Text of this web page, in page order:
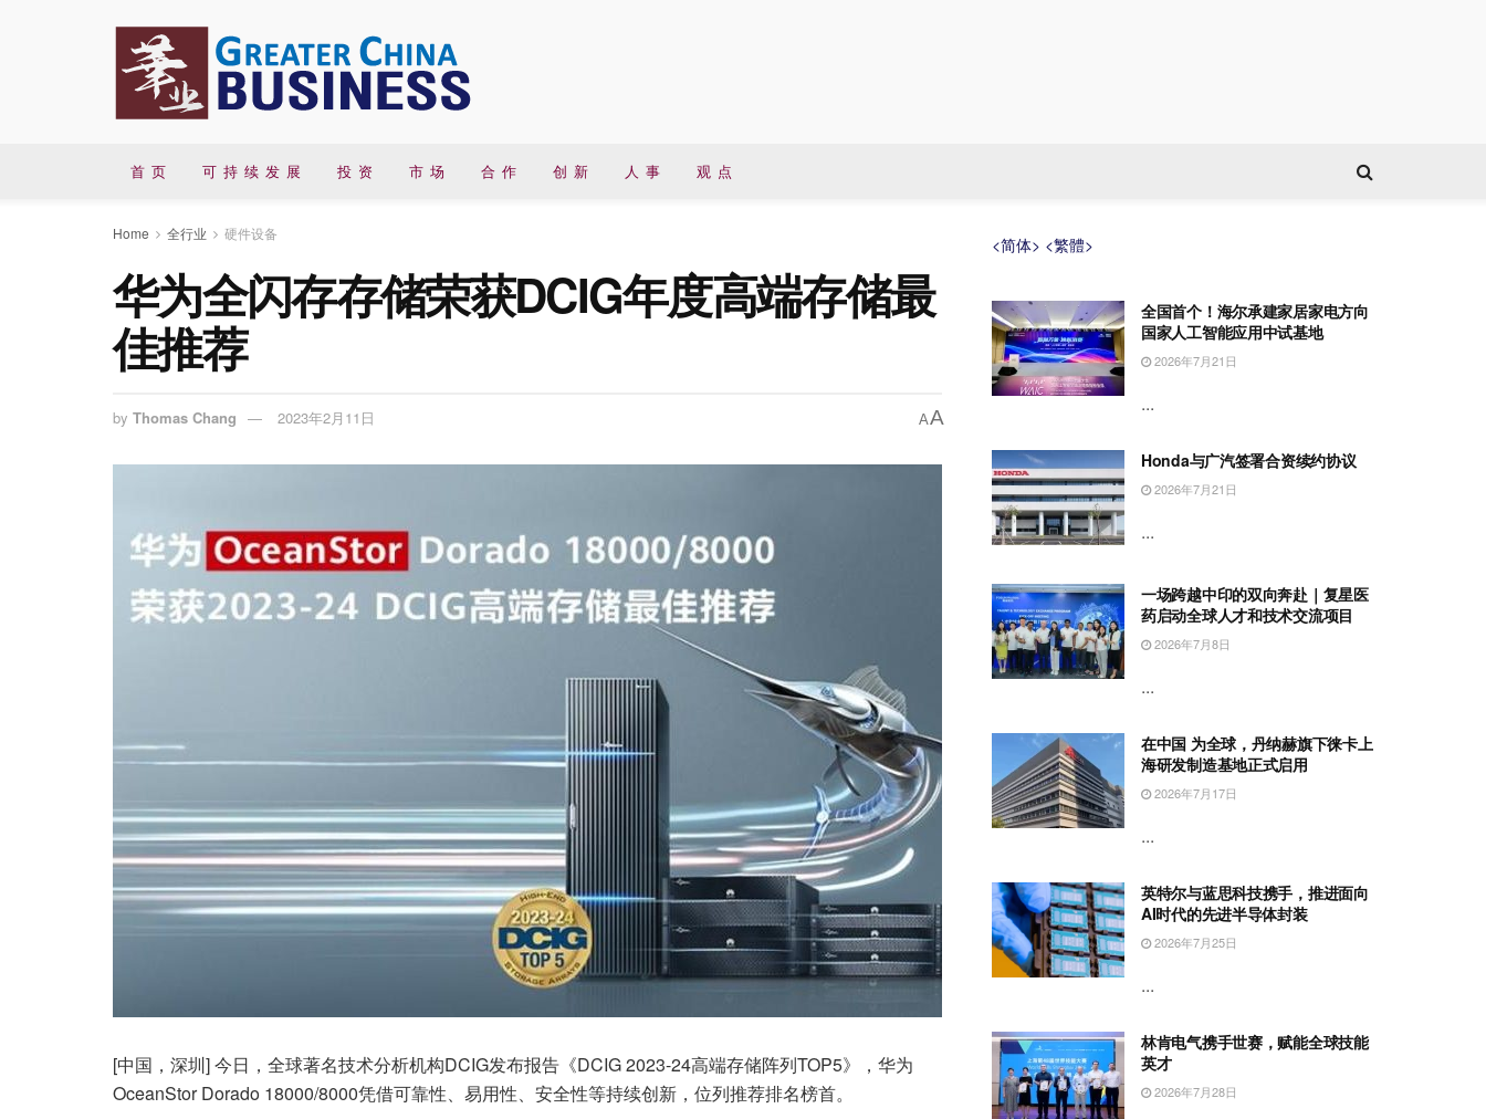
首 页 可 持 续 发 展 投 资 市 场 合 作 创 新 人 事 观 点
Home 全行业 硬件设备
华为全闪存存储荣获DCIG年度高端存储最
佳推荐
by Thomas Chang 2023年2月11日 AA
[中国，深圳] 今日，全球著名技术分析机构DCIG发布报告《DCIG 2023-24高端存储阵列TOP5》，华为
OceanStor Dorado 18000/8000凭借可靠性、易用性、安全性等持续创新，位列推荐排名榜首。
<简体> <繁體>
全国首个！海尔承建家居家电方向
国家人工智能应用中试基地
2026年7月21日
...
Honda与广汽签署合资续约协议
2026年7月21日
...
一场跨越中印的双向奔赴｜复星医
药启动全球人才和技术交流项目
2026年7月8日
...
在中国 为全球，丹纳赫旗下徕卡上
海研发制造基地正式启用
2026年7月17日
...
英特尔与蓝思科技携手，推进面向
AI时代的先进半导体封装
2026年7月25日
...
林肯电气携手世赛，赋能全球技能
英才
2026年7月28日